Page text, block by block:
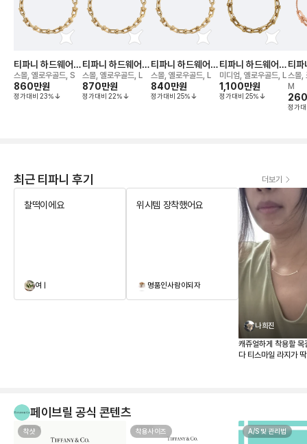
티파니 하드웨어
링크 브레이슬릿
스몰, 옐로우골드, S
860만원
정가대비 23%
티파니 하드웨어
링크 브레이슬릿
스몰, 옐로우골드, L
870만원
정가대비 22%
티파니 하드웨어
링크 브레이슬릿
스몰, 옐로우골드, L
840만원
정가대비 25%
티파니 하드웨어
링크 브레이슬릿
미디엄, 옐로우골드, L
1,100만원
정가대비 25%
티파
더블
슬릿
스몰,
M
정가
최근 티파니 후기 더보기
찰떡이에요
여ㅣ
위시템 장착했어요
명품인사람이되자
나희진
캐쥬얼하게 착용할 목
다 티스마일 라지가
페이브릴 공식 콘텐츠
착샷 착용사이즈 A/S 및 관리법